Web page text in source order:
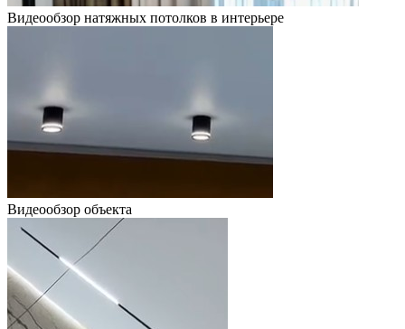
Видеообзор натяжных потолков в интерьере
Видеообзор объекта